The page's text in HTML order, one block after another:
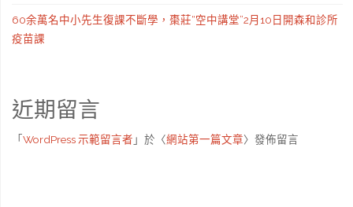
60余萬名中小先生復課不斷學，棗莊“空中講堂”2月10日開森和診所
疫苗課
近期留言
「 WordPress 示範留言者 」於〈網站第一篇文章〉發佈留言